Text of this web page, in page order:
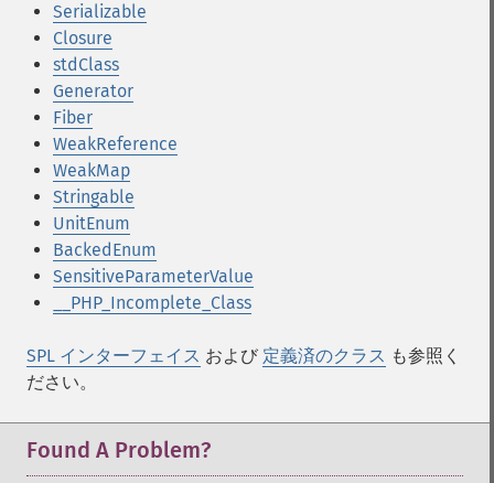
Serializable
Closure
stdClass
Generator
Fiber
WeakReference
WeakMap
Stringable
UnitEnum
BackedEnum
SensitiveParameterValue
__PHP_Incomplete_Class
SPL インターフェイス および 定義済のクラス も参照く
ださい。
Found A Problem?